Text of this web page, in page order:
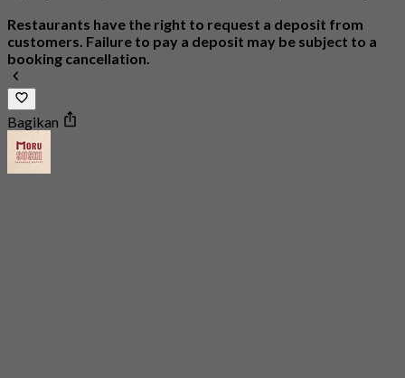
Restaurants have the right to request a deposit from
customers. Failure to pay a deposit may be subject to a
booking cancellation.
Bagikan